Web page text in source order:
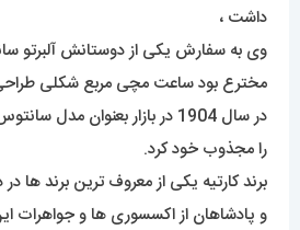
داشت ،
وی به سفارش یکی از دوستانش آلبرتو
مخترع بود ساعت مچی مربع شکلی
در سال 1904 در بازار بعنوان
را مجذوب خود کرد.
برند کارتیه یکی از معروف ترین برند ها در
و پادشاهان از اکسسوری ها و جواهرات